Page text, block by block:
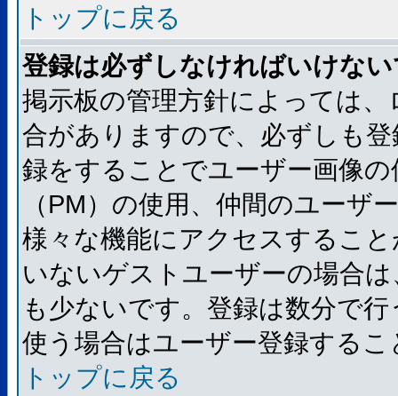
トップに戻る
登録は必ずしなければいけな
掲示板の管理方針によっては
合がありますので、必ずしも
録をすることでユーザー画像
（PM）の使用、仲間のユーザ
様々な機能にアクセスするこ
いないゲストユーザーの場合
も少ないです。登録は数分で
使う場合はユーザー登録する
トップに戻る